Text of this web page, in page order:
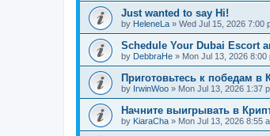
Just wanted to say Hi!
by HeleneLa » Wed Jul 15, 2026 7:00
Schedule Your Dubai Escort
by DebbraHe » Mon Jul 13, 2026 8:00
Приготовьтесь к победам
by IrwinWoo » Mon Jul 13, 2026 1:37
Начните выигрывать в
by KiaraCha » Mon Jul 13, 2026 8:55